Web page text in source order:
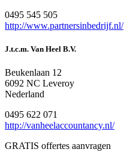
0495 545 505
http://www.partnersinbedrijf.nl/
J.t.c.m. Van Heel B.V.
Beukenlaan 12
6092 NC Leveroy
Nederland
0495 622 071
http://vanheelaccountancy.nl/
GRATIS offertes aanvragen